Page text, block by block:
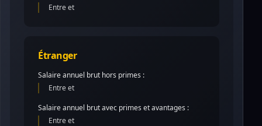
Entre et
Étranger
Salaire annuel brut hors primes :
Entre et
Salaire annuel brut avec primes et avantages :
Entre et